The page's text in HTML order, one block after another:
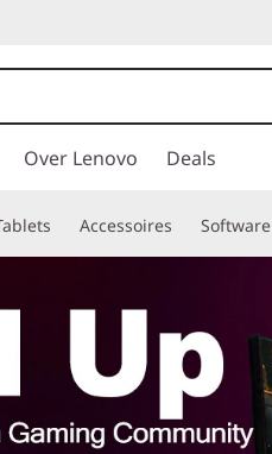
Over Lenovo Deals
Accessoires Software